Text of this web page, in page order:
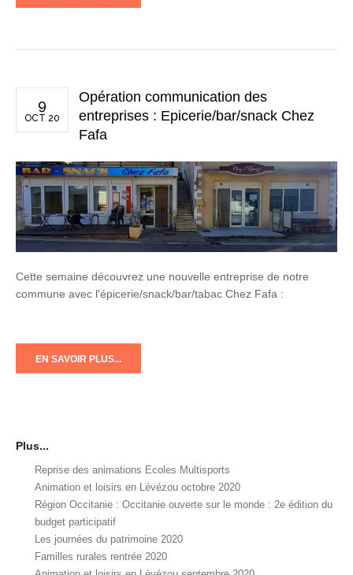
9
OCT 20
Opération communication des
entreprises : Epicerie/bar/snack Chez
Fafa
Cette semaine découvrez une nouvelle entreprise de notre
commune avec l'épicerie/snack/bar/tabac Chez Fafa :
EN SAVOIR PLUS...
Plus...
Reprise des animations Ecoles Multisports
Animation et loisirs en Lévézou octobre 2020
Région Occitanie : Occitanie ouverte sur le monde : 2e édition du
budget participatif
Les journées du patrimoine 2020
Familles rurales rentrée 2020